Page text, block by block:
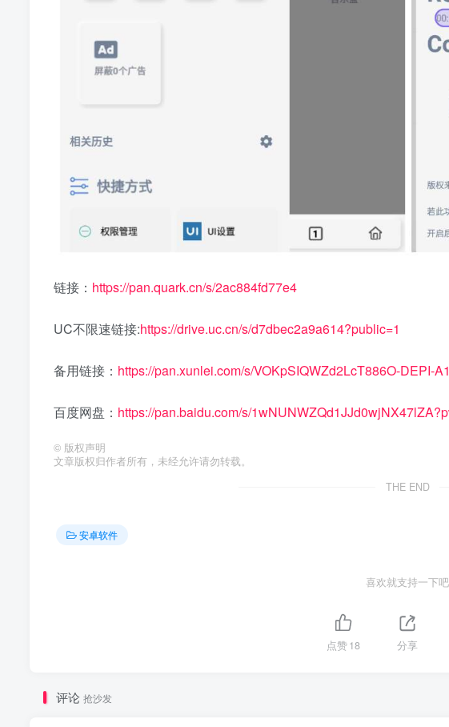
链接： https://pan.quark.cn/s/2ac884fd77e4
UC不限速链接:https://drive.uc.cn/s/d7dbec2a9a614?public=1
备用链接： https://pan.xunlei.com/s/VOKpSIQWZd2LcT886O-DEPI-
百度网盘： https://pan.baidu.com/s/
© 版权声明
文章版权归作者所有，未经允许请勿转载。
THE END
安卓软件
喜欢就支持一下吧
点赞18 分享
评论 抢沙发